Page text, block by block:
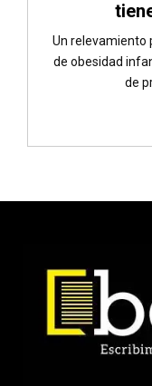
Un relevamiento
de obesidad
de